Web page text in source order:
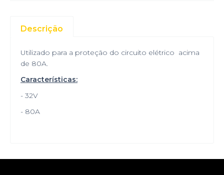
Descrição
Utilizado para a proteção do circuito elétrico acima
de 80A.
Características:
- 32V
- 80A